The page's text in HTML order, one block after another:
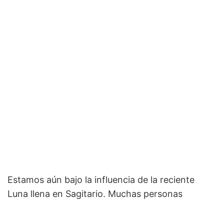
Estamos aún bajo la influencia de la reciente
Luna llena en Sagitario. Muchas personas